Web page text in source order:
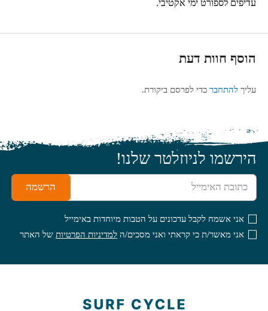
עדיפים לספורט ימי אקטיבי.
הוסף חוות דעת
עליך להתחברכדי לפרסם ביקורת.
הירשמו לניוזלטר שלנו!
כתובת האימייל
הרשמה
אני אשמח לקבל עדכונים על הטבות מיוחדות באימייל
אני מאשר/ת כי קראתי ואני מסכים/ה למדיניות הפרטיותשל האתר